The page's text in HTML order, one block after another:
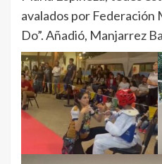
avalados por Federación
Do”. Añadió, Manjarrez